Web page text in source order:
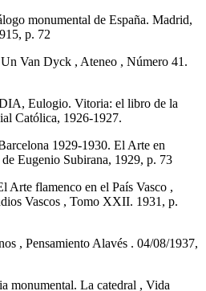
monumental de España. Madrid,
p. 72
Van Dyck , Ateneo , Número 41.
Eulogio. Vitoria: el libro de la
Católica, 1926-1927.
1929-1930. El Arte en
Eugenio Subirana, 1929, p. 73
flamenco en el País Vasco ,
Vascos , Tomo XXII. 1931, p.
, Pensamiento Alavés . 04/08/1937,
monumental. La catedral , Vida